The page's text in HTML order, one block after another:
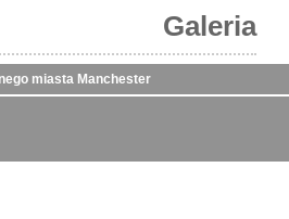
Galeria
miasta Manchester